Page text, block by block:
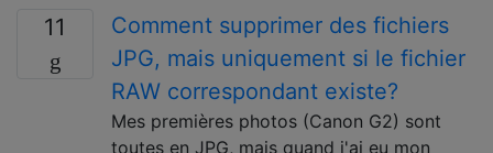
11
Comment supprimer des fichiers
JPG, mais uniquement si le fichier
RAW correspondant existe?
Mes premières photos (Canon G2) sont
toutes en JPG, mais quand j'ai eu mon